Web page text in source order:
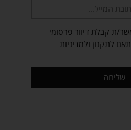
ת קבלת דיוור פרסומי
לתקנון ולמדיניות
שליחה